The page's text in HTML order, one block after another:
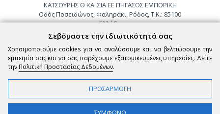
ΚΑΤΣΟΥΡΗΣ Θ ΚΑΙ ΣΙΑ ΕΕ ΠΗΓΑΣΟΣ ΕΜΠΟΡΙΚΗ
Οδός Ποσειδώνος, Φαληράκι, Ρόδος, Τ.Κ.: 85100
Ελλάδα
Τηλ.:2241085059
Email:
pigasosemporiki@gmail.com
ΦΙΛΤΡΑ
Σεβόμαστε την ιδιωτικότητά σας
Χρησιμοποιούμε cookies για να αναλύσουμε και να βελτιώσουμε την
εμπειρία σας και να σας παρέχουμε εξατομικευμένες υπηρεσίες. Δείτε
την Πολιτική Προστασίας Δεδομένων.
ΠΡΟΣΑΡΜΟΓΗ